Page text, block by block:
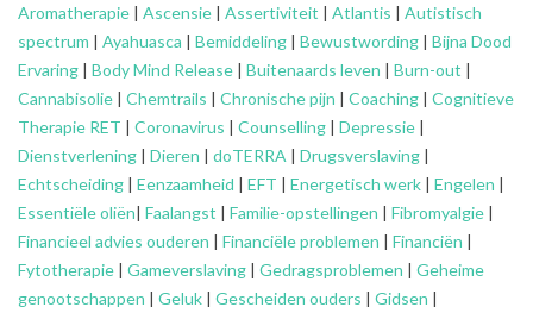
Aromatherapie | Ascensie | Assertiviteit | Atlantis | Autistisch
spectrum | Ayahuasca | Bemiddeling | Bewustwording | Bijna Dood
Ervaring | Body Mind Release | Buitenaards leven | Burn-out |
Cannabisolie | Chemtrails | Chronische pijn | Coaching | Cognitieve
Therapie RET | Coronavirus | Counselling | Depressie |
Dienstverlening | Dieren | doTERRA | Drugsverslaving |
Echtscheiding | Eenzaamheid | EFT | Energetisch werk | Engelen |
Essentiële oliën| Faalangst | Familie-opstellingen | Fibromyalgie |
Financieel advies ouderen | Financiële problemen | Financiën |
Fytotherapie | Gameverslaving | Gedragsproblemen | Geheime
genootschappen | Geluk | Gescheiden ouders | Gidsen |